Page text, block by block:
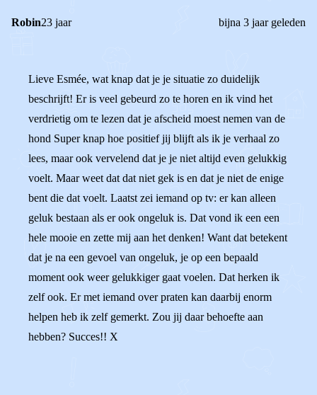
Robin23 jaar bijna 3 jaar geleden
Lieve Esmée, wat knap dat je je situatie zo duidelijk
beschrijft! Er is veel gebeurd zo te horen en ik vind het
verdrietig om te lezen dat je afscheid moest nemen van de
hond Super knap hoe positief jij blijft als ik je verhaal zo
lees, maar ook vervelend dat je je niet altijd even gelukkig
voelt. Maar weet dat dat niet gek is en dat je niet de enige
bent die dat voelt. Laatst zei iemand op tv: er kan alleen
geluk bestaan als er ook ongeluk is. Dat vond ik een een
hele mooie en zette mij aan het denken! Want dat betekent
dat je na een gevoel van ongeluk, je op een bepaald
moment ook weer gelukkiger gaat voelen. Dat herken ik
zelf ook. Er met iemand over praten kan daarbij enorm
helpen heb ik zelf gemerkt. Zou jij daar behoefte aan
hebben? Succes!! X